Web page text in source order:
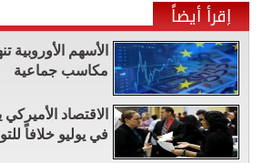
إقرأ أيضاً
الأسهم الأوروبية
مكاسب جماعية
في يوليو خلافاً